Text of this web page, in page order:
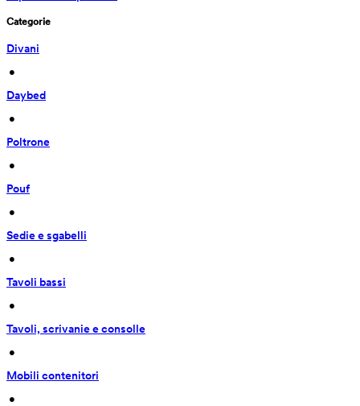
Categorie
Divani
•
Daybed
•
Poltrone
•
Pouf
•
Sedie e sgabelli
•
Tavoli bassi
•
Tavoli, scrivanie e consolle
•
Mobili contenitori
•